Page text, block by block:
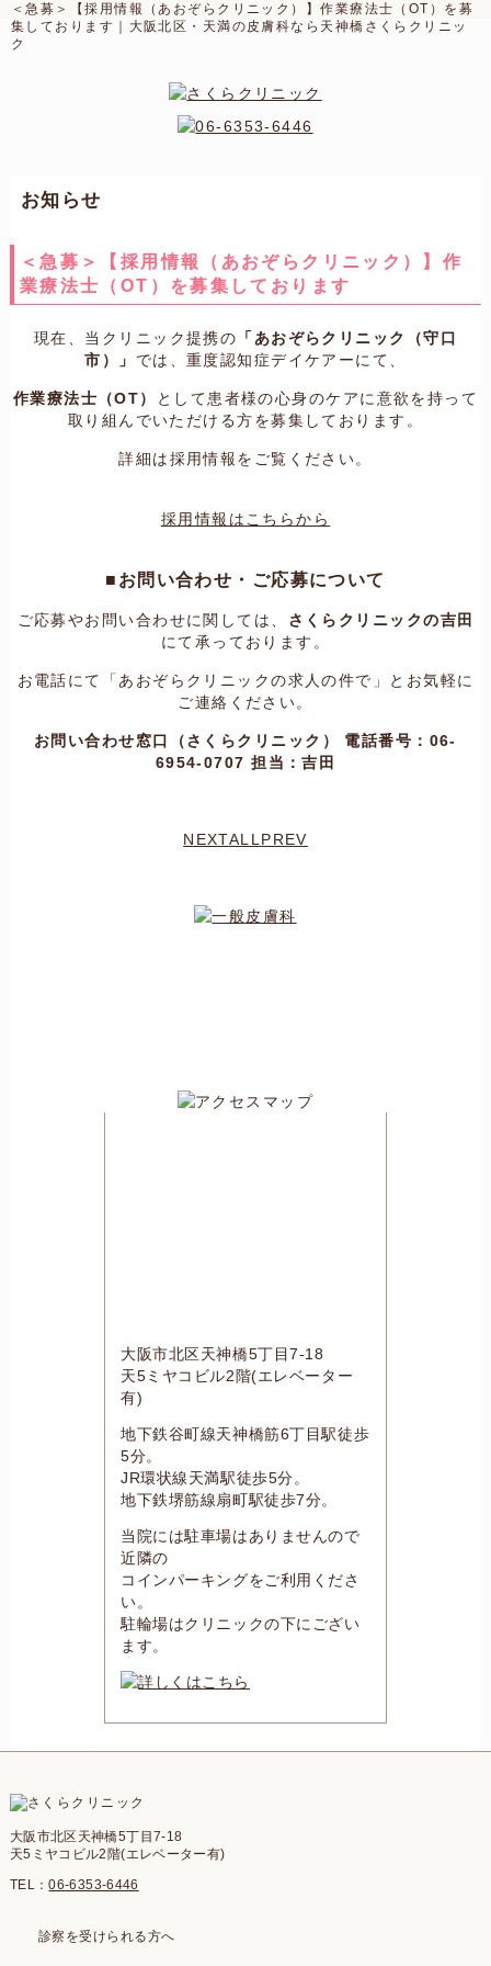
＜急募＞【採用情報（あおぞらクリニック）】作業療法士（OT）を募
集しております｜大阪北区・天満の皮膚科なら天神橋さくらクリニッ
ク
お知らせ
＜急募＞【採用情報（あおぞらクリニック）】作
業療法士（OT）を募集しております
現在、当クリニック提携の 「あおぞらクリニック（守口
市）」 では、重度認知症デイケアーにて、
作業療法士（OT）
として患者様の心身のケアに意欲を持って
取り組んでいただける方を募集しております。
詳細は採用情報をご覧ください。
採用情報はこちらから
■お問い合わせ・ご応募について
ご応募やお問い合わせに関しては、 さくらクリニックの吉田
にて承っております。
お電話にて「あおぞらクリニックの求人の件で」とお気軽に
ご連絡ください。
お問い合わせ窓口（さくらクリニック）
電話番号：06-
6954-0707 担当：吉田
NEXTALL PREV
大阪市北区天神橋5丁目7-18
天5ミヤコビル2階(エレベーター
有)
地下鉄谷町線天神橋筋6丁目駅徒歩
5分。
JR環状線天満駅徒歩5分。
地下鉄堺筋線扇町駅徒歩7分。
当院には駐車場はありませんので
近隣の
コインパーキングをご利用くださ
い。
駐輪場はクリニックの下にござい
ます。
大阪市北区天神橋5丁目7-18
天5ミヤコビル2階(エレベーター有)
TEL：06-6353-6446
診察を受けられる方へ